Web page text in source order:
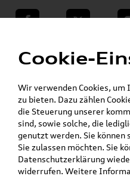
teilen Twitter
VW Shop - VW
% Sale »
Original SEAT
kleines Warndreieck
Verbandkasten)
Original SEAT
Cookie-
Wir verwenden Cookies,
zu bieten. Dazu zählen
die Steuerung unserer
sind, sowie solche, die
genutzt werden. Sie
Sie zulassen möchten. Sie
Datenschutzerklärung
widerrufen. Weitere